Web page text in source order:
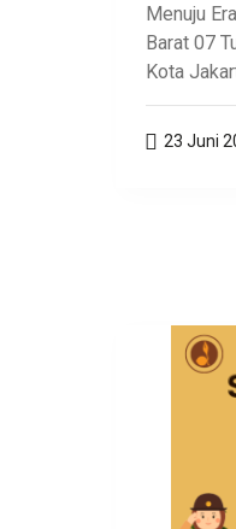
Menuju
Barat 07
Kota
23 Juni